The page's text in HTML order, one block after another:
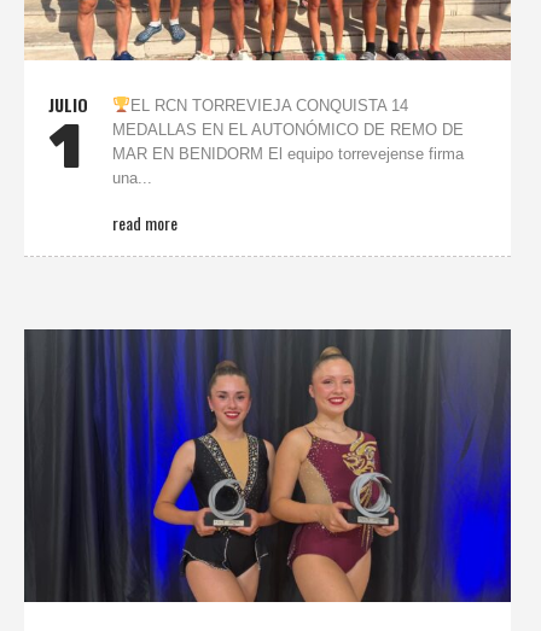
JULIO
1
EL RCN TORREVIEJA CONQUISTA 14
MEDALLAS EN EL AUTONÓMICO DE REMO DE
MAR EN BENIDORM El equipo torrevejense firma
una...
read more